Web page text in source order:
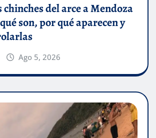
chinches del arce a Mendoza
son, por qué aparecen y
Ago 5, 2026